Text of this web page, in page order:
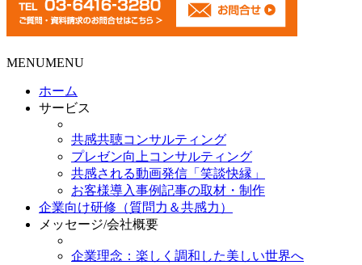
MENUMENU
ホーム
サービス
共感共聴コンサルティング
プレゼン向上コンサルティング
共感される動画発信「笑談快縁」
お客様導入事例記事の取材・制作
企業向け研修（質問力＆共感力）
メッセージ/会社概要
企業理念：楽しく調和した美しい世界へ